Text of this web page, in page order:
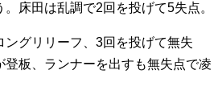
床田は乱調で2回を投げて5失点。
グリリーフ、3回を投げて無失
登板、ランナーを出すも無失点で凌